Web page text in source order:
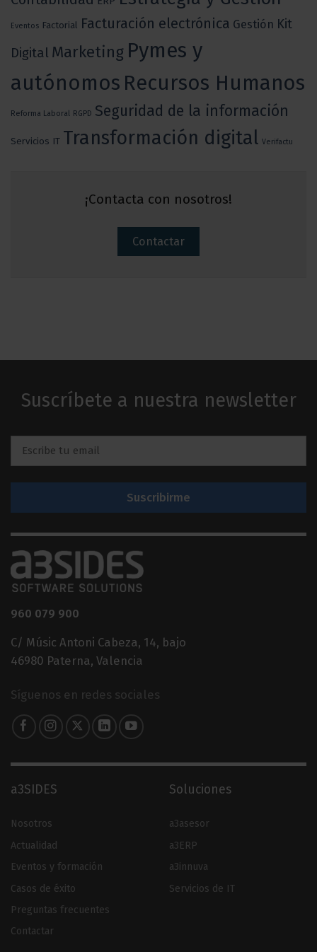
Eventos Factorial Facturación electrónica Gestión Kit
Digital Marketing Pymes y
autónomos Recursos Humanos
Reforma Laboral RGPD Seguridad de la información
Servicios IT Transformación digital Verifactu
¡Contacta con nosotros!
Contactar
Suscríbete a nuestra newsletter
Email
960 079 900
C/ Músic Antoni Cabeza, 14, bajo
46980 Paterna, Valencia
Síguenos en redes sociales
a3SIDES
Nosotros
Actualidad
Eventos y formación
Casos de éxito
Preguntas frecuentes
Contactar
Soluciones
a3asesor
a3ERP
a3innuva
Servicios de IT